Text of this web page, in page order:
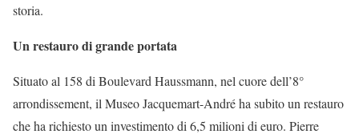
storia.
Un restauro di grande portata
Situato al 158 di Boulevard Haussmann, nel cuore dell’8°
arrondissement, il Museo Jacquemart-André ha subito un restauro
che ha richiesto un investimento di 6,5 milioni di euro. Pierre